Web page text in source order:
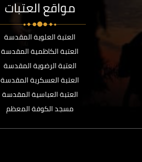
مواقع العتبات
العتبة العلوية المقدسة
العتبة الكاظمية المقدسة
العتبة الرضوية المقدسة
العتبة العسكرية المقدسة
العتبة العباسية المقدسة
مسجد الكوفة المعظم